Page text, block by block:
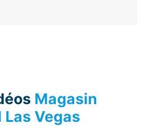
Magasin
Las Vegas